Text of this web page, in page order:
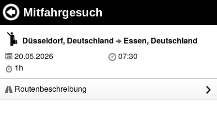
Mitfahrgesuch
Düsseldorf, Deutschland
Essen, Deutschland
20.05.2026
07:30
1h
Routenbeschreibung